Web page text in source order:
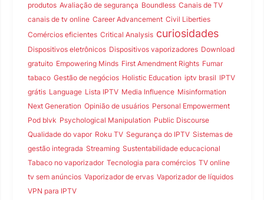
produtos Avaliação de segurança Boundless Canais de TV
canais de tv online Career Advancement Civil Liberties
Comércios eficientes Critical Analysis curiosidades
Dispositivos eletrônicos Dispositivos vaporizadores Download
gratuito Empowering Minds First Amendment Rights Fumar
tabaco Gestão de negócios Holistic Education iptv brasil IPTV
grátis Language Lista IPTV Media Influence Misinformation
Next Generation Opinião de usuários Personal Empowerment
Pod blvk Psychological Manipulation Public Discourse
Qualidade do vapor Roku TV Segurança do IPTV Sistemas de
gestão integrada Streaming Sustentabilidade educacional
Tabaco no vaporizador Tecnologia para comércios TV online
tv sem anúncios Vaporizador de ervas Vaporizador de líquidos
VPN para IPTV